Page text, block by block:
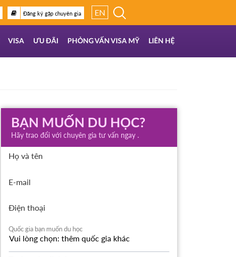
Đăng ký gặp chuyên gia EN
VISA ƯU ĐÃI PHỎNG VẤN VISA MỸ LIÊN HỆ
BẠN MUỐN DU HỌC?
Hãy trao đổi với chuyên gia tư vấn ngay .
Họ và tên
E-mail
Điện thoại
Quốc gia bạn muốn du học